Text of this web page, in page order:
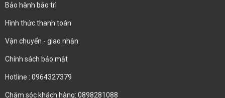
Bảo hành bảo trì
Hình thức thanh toán
Vận chuyển - giao nhận
Chính sách bảo mật
Hotline : 0964327379
Chăm sóc khách hàng: 0898281088